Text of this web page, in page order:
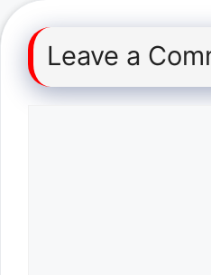
Leave a